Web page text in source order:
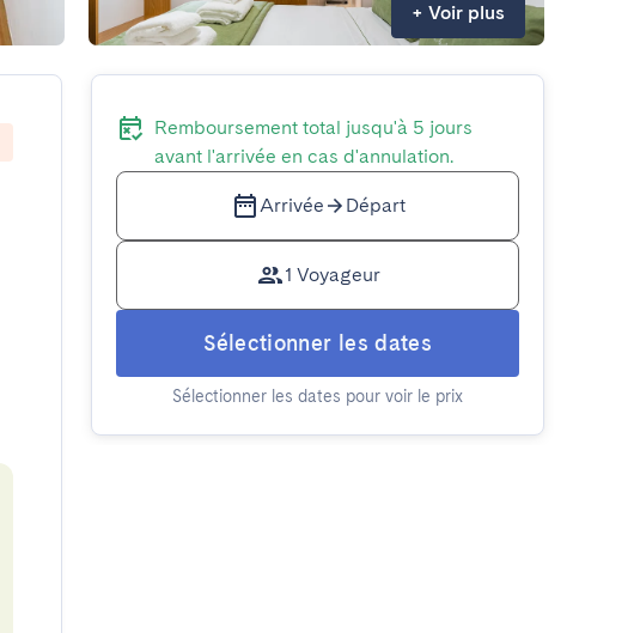
+ Voir plus
Remboursement total jusqu'à 5 jours
avant l'arrivée en cas d'annulation.
Arrivée Départ
1 Voyageur
Sélectionner les dates
Sélectionner les dates pour voir le prix